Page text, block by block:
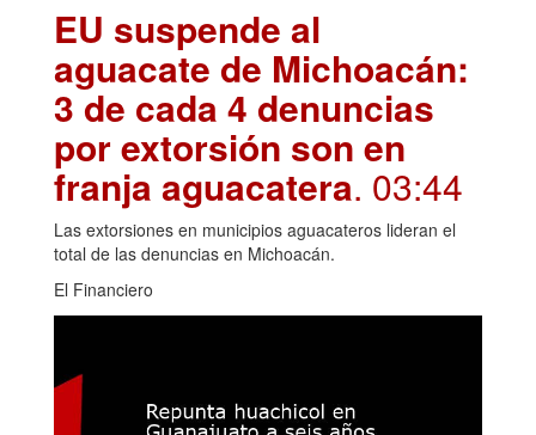
EU suspende al
aguacate de Michoacán:
3 de cada 4 denuncias
por extorsión son en
franja aguacatera. 03:44
Las extorsiones en municipios aguacateros lideran el
total de las denuncias en Michoacán.
El Financiero